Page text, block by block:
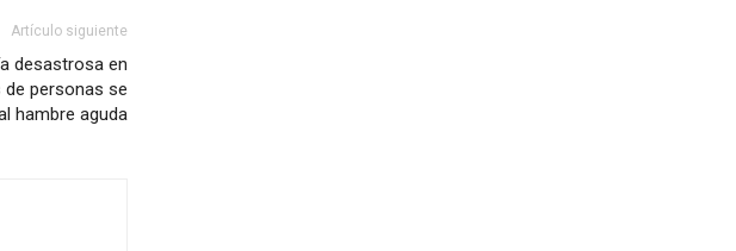
Artículo siguiente
desastrosa en
de personas se
hambre aguda